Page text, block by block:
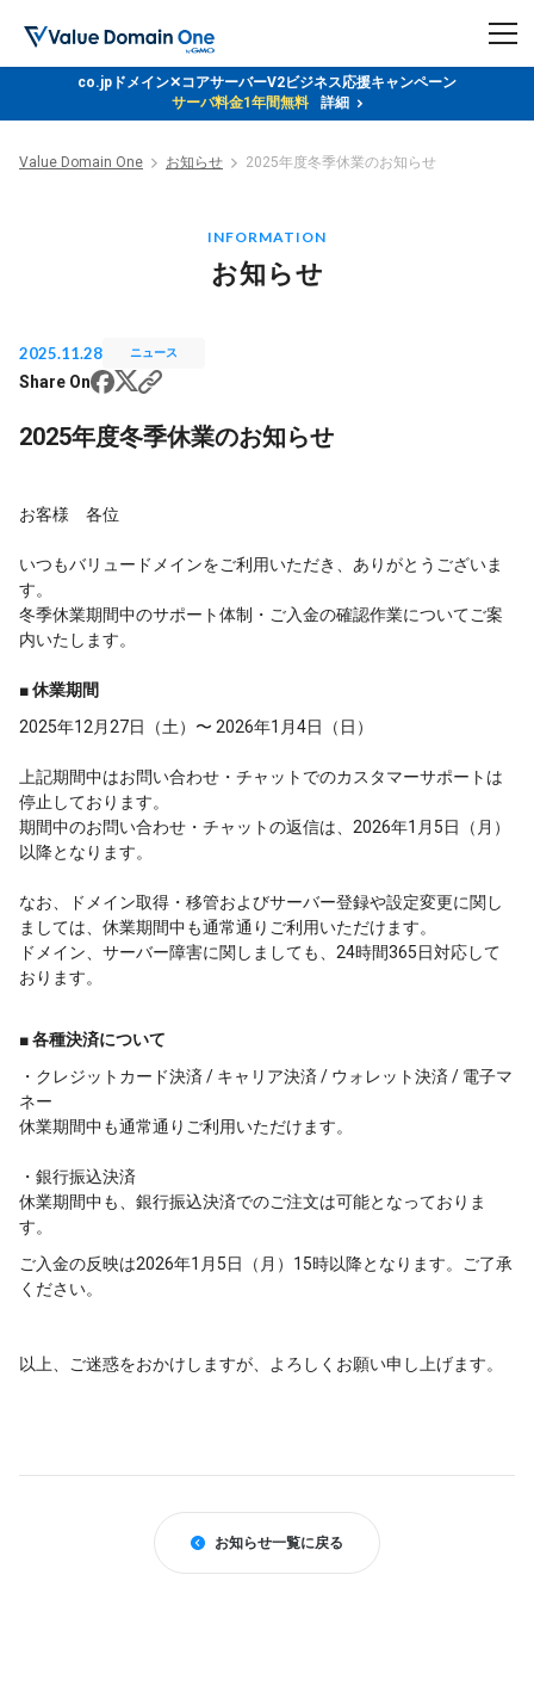
Value Domain 24周年キャンペーン
24%OFFクーポンGET＆その他特典あり！
Value Domain One keyboard_arrow_right お知らせ keyboard_arrow_right 2025年度冬季休業のお知らせ
INFORMATION
お知らせ
2025.11.28 ニュース
Share On
2025年度冬季休業のお知らせ
お客様 各位
いつもバリュードメインをご利用いただき、ありがとうございま
す。
冬季休業期間中のサポート体制・ご入金の確認作業についてご案
内いたします。
■ 休業期間
2025年12月27日（土）〜 2026年1月4日（日）
上記期間中はお問い合わせ・チャットでのカスタマーサポートは
停止しております。
期間中のお問い合わせ・チャットの返信は、2026年1月5日（月）
以降となります。
なお、ドメイン取得・移管およびサーバー登録や設定変更に関し
ましては、休業期間中も通常通りご利用いただけます。
ドメイン、サーバー障害に関しましても、24時間365日対応して
おります。
■ 各種決済について
・クレジットカード決済 / キャリア決済 / ウォレット決済 / 電子マ
ネー
休業期間中も通常通りご利用いただけます。
・銀行振込決済
休業期間中も、銀行振込決済でのご注文は可能となっておりま
す。
ご入金の反映は2026年1月5日（月）15時以降となります。ご了承
ください。
以上、ご迷惑をおかけしますが、よろしくお願い申し上げます。
お知らせ一覧に戻る